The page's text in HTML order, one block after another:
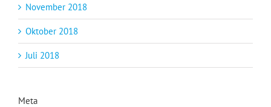
November 2018
Oktober 2018
Juli 2018
Meta